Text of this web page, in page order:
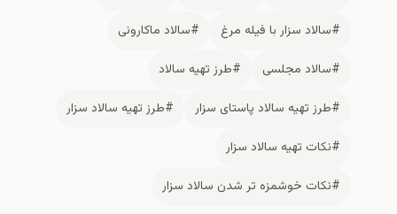
#سالاد سزار با فيله مرغ
#سالاد ماکارونی
#سالاد مجلسی
#طرز تهیه سالاد
#طرز تهیه سالاد پاستای سزار
#طرز تهیه سالاد سزار
#نكات تهيه سالاد سزار
#نكات خوشمزه تر شدن سالاد سزار